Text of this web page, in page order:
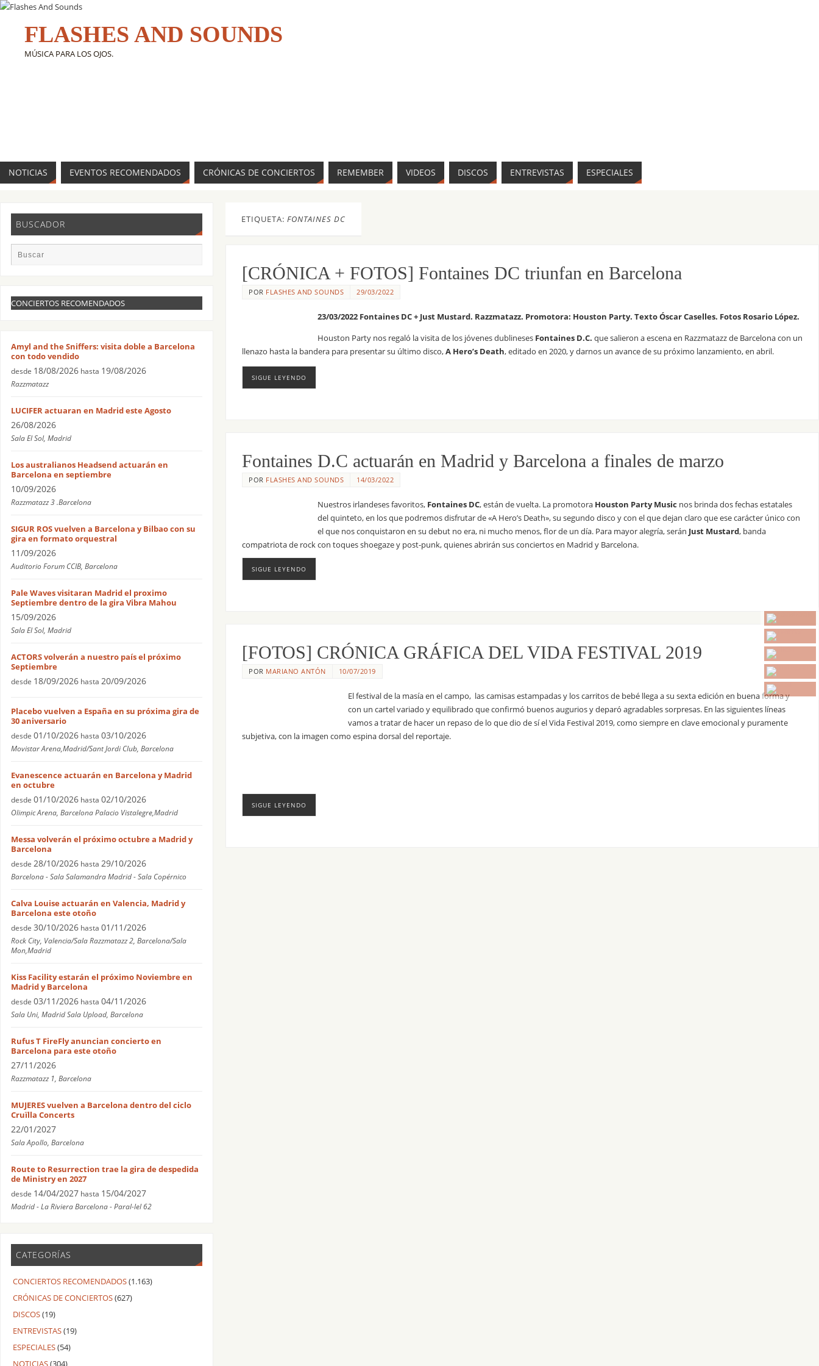
FLASHES AND SOUNDS
MÚSICA PARA LOS OJOS.
NOTICIAS EVENTOS RECOMENDADOS CRÓNICAS DE CONCIERTOS REMEMBER VIDEOS DISCOS ENTREVISTAS ESPECIALES
ETIQUETA: FONTAINES DC
[CRÓNICA + FOTOS] Fontaines DC triunfan en Barcelona
POR FLASHES AND SOUNDS 29/03/2022
23/03/2022 Fontaines DC + Just Mustard. Razzmatazz. Promotora: Houston Party. Texto Óscar Caselles. Fotos Rosario López.
Houston Party nos regaló la visita de los jóvenes dublineses Fontaines D.C. que salieron a escena en Razzmatazz de Barcelona con un
llenazo hasta la bandera para presentar su último disco,A Hero’s Death, editado en 2020, y darnos un avance de su próximo lanzamiento, en abril.
SIGUE LEYENDO
Fontaines D.C actuarán en Madrid y Barcelona a finales de marzo
POR FLASHES AND SOUNDS 14/03/2022
Nuestros irlandeses favoritos, Fontaines DC, están de vuelta. La promotora Houston Party Music nos brinda dos fechas estatales
del quinteto, en los que podremos disfrutar de «A Hero’s Death», su segundo disco y con el que dejan claro que ese carácter único con
el que nos conquistaron en su debut no era, ni mucho menos, flor de un día. Para mayor alegría, serán Just Mustard, banda
compatriota de rock con toques shoegaze y post-punk, quienes abrirán sus conciertos en Madrid y Barcelona.
SIGUE LEYENDO
[FOTOS] CRÓNICA GRÁFICA DEL VIDA FESTIVAL 2019
POR MARIANO ANTÓN 10/07/2019
El festival de la masía en el campo, las camisas estampadas y los carritos de bebé llega a su sexta edición en buena forma y
con un cartel variado y equilibrado que confirmó buenos augurios y deparó agradables sorpresas. En las siguientes líneas
vamos a tratar de hacer un repaso de lo que dio de sí el Vida Festival 2019, como siempre en clave emocional y puramente
subjetiva, con la imagen como espina dorsal del reportaje.
SIGUE LEYENDO
BUSCADOR
CONCIERTOS RECOMENDADOS
Amyl and the Sniffers: visita doble a Barcelona
con todo vendido
desde 18/08/2026 hasta 19/08/2026
Razzmatazz
LUCIFER actuaran en Madrid este Agosto
26/08/2026
Sala El Sol, Madrid
Los australianos Headsend actuarán en
Barcelona en septiembre
10/09/2026
Razzmatazz 3 .Barcelona
SIGUR ROS vuelven a Barcelona y Bilbao con su
gira en formato orquestral
11/09/2026
Auditorio Forum CCIB, Barcelona
Pale Waves visitaran Madrid el proximo
Septiembre dentro de la gira Vibra Mahou
15/09/2026
Sala El Sol, Madrid
ACTORS volverán a nuestro país el próximo
Septiembre
desde 18/09/2026 hasta 20/09/2026
Placebo vuelven a España en su próxima gira de
30 aniversario
desde 01/10/2026 hasta 03/10/2026
Movistar Arena,Madrid/Sant Jordi Club, Barcelona
Evanescence actuarán en Barcelona y Madrid
en octubre
desde 01/10/2026 hasta 02/10/2026
Olimpic Arena, Barcelona Palacio Vistalegre,Madrid
Messa volverán el próximo octubre a Madrid y
Barcelona
desde 28/10/2026 hasta 29/10/2026
Barcelona - Sala Salamandra Madrid - Sala Copérnico
Calva Louise actuarán en Valencia, Madrid y
Barcelona este otoño
desde 30/10/2026 hasta 01/11/2026
Rock City, Valencia/Sala Razzmatazz 2, Barcelona/Sala
Mon,Madrid
Kiss Facility estarán el próximo Noviembre en
Madrid y Barcelona
desde 03/11/2026 hasta 04/11/2026
Sala Uni, Madrid Sala Upload, Barcelona
Rufus T FireFly anuncian concierto en
Barcelona para este otoño
27/11/2026
Razzmatazz 1, Barcelona
MUJERES vuelven a Barcelona dentro del ciclo
Cruïlla Concerts
22/01/2027
Sala Apollo, Barcelona
Route to Resurrection trae la gira de despedida
de Ministry en 2027
desde 14/04/2027 hasta 15/04/2027
Madrid - La Riviera Barcelona - Paral-lel 62
CATEGORÍAS
CONCIERTOS RECOMENDADOS(1.163)
CRÓNICAS DE CONCIERTOS(627)
DISCOS(19)
ENTREVISTAS(19)
ESPECIALES(54)
NOTICIAS(304)